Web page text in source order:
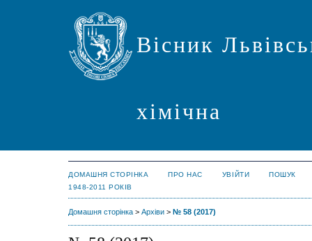
Вісник
хімічна
ДОМАШНЯ СТОРІНКА ПРО НАС УВІЙТИ
ПОШУК
1948-2011 РОКІВ
Домашня сторінка > Архіви > № 58 (2017)